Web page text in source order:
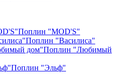
Поплин "MOD'S"
Поплин "Василиса"
Поплин "Любимый
Поплин "Эльф"